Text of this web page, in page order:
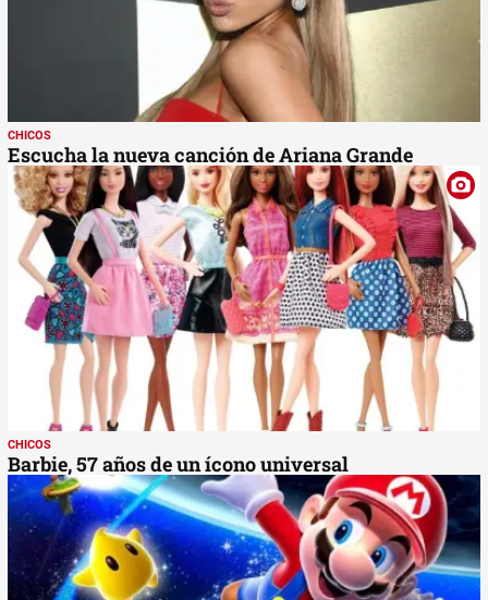
CHICOS
Escucha la nueva canción de Ariana Grande
CHICOS
Barbie, 57 años de un ícono universal